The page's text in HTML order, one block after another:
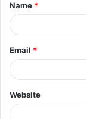
*
Name *
Email *
Website